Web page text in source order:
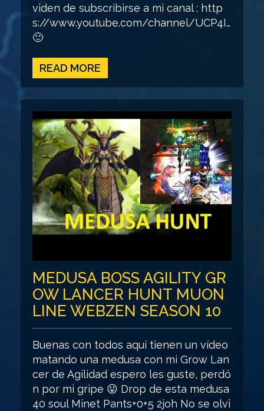
viden de subscribirse a mi canal : http
s://www.youtube.com/channel/UCP4I…
🙂
READ MORE
MEDUSA BOSS AGILITY GR
OW LANCER HUNT MUON
LINE WEBZEN SEASON 10
Buenas con todos aquí tienen un vídeo
matando una medusa con mi Grow Lan
cer de Agilidad espero les guste, perdó
n por mi gripe 😛 Drop de esta medusa
40 soul Minet Pants+0+5 2joh No se olvi